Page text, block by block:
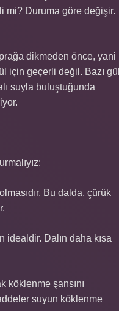
mi? Duruma göre değişir.
dikmeden önce, yani
için geçerli değil. Bazı gül
suyla buluştuğunda
Bu dalda, çürük
Dalın daha kısa
köklenme şansını
suyun köklenme